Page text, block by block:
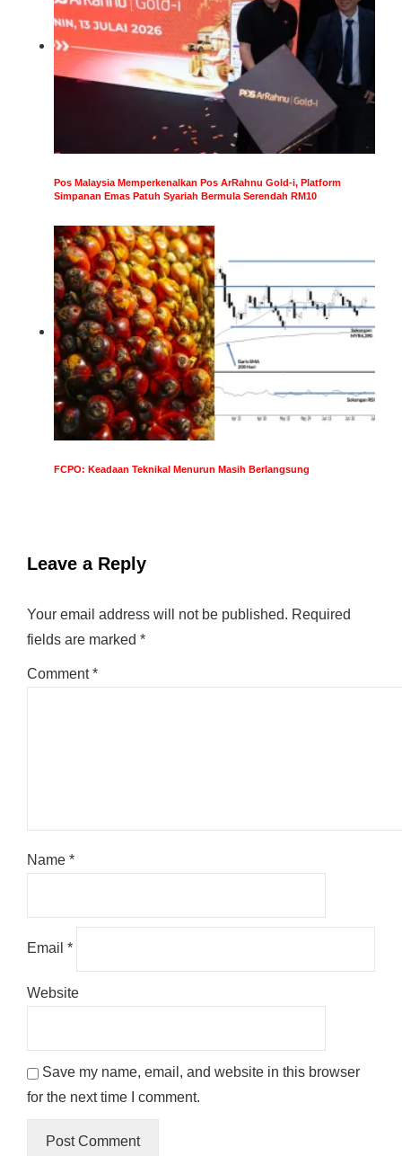
Pos Malaysia Memperkenalkan Pos ArRahnu Gold-i, Platform
Simpanan Emas Patuh Syariah Bermula Serendah RM10
FCPO: Keadaan Teknikal Menurun Masih Berlangsung
Leave a Reply
Your email address will not be published. Required
fields are marked *
Comment*
Name *
Email *
Website
Save my name, email, and website in this browser
for the next time I comment.